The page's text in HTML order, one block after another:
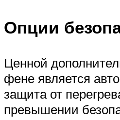
Опции
Ценной
фене является
защита от
превышении